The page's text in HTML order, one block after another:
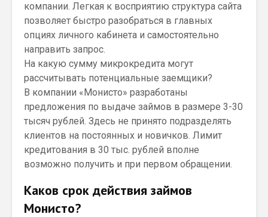
компании. Легкая к восприятию структура сайта
позволяет быстро разобраться в главных
опциях личного кабинета и самостоятельно
направить запрос.
На какую сумму микрокредита могут
рассчитывать потенциальные заемщики?
В компании «Монисто» разработаны
предложения по выдаче займов в размере 3-30
тысяч рублей. Здесь не принято подразделять
клиентов на постоянных и новичков. Лимит
кредитования в 30 тыс. рублей вполне
возможно получить и при первом обращении.
Каков срок действия займов
Монисто?